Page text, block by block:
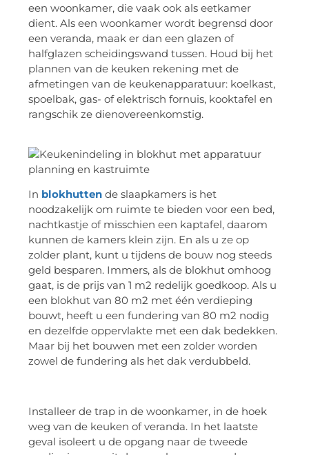
een woonkamer, die vaak ook als eetkamer
dient. Als een woonkamer wordt begrensd door
een veranda, maak er dan een glazen of
halfglazen scheidingswand tussen. Houd bij het
plannen van de keuken rekening met de
afmetingen van de keukenapparatuur: koelkast,
spoelbak, gas- of elektrisch fornuis, kooktafel en
rangschik ze dienovereenkomstig.
In blokhutten de slaapkamers is het
noodzakelijk om ruimte te bieden voor een bed,
nachtkastje of misschien een kaptafel, daarom
kunnen de kamers klein zijn. En als u ze op
zolder plant, kunt u tijdens de bouw nog steeds
geld besparen. Immers, als de blokhut omhoog
gaat, is de prijs van 1 m2 redelijk goedkoop. Als u
een blokhut van 80 m2 met één verdieping
bouwt, heeft u een fundering van 80 m2 nodig
en dezelfde oppervlakte met een dak bedekken.
Maar bij het bouwen met een zolder worden
zowel de fundering als het dak verdubbeld.
Installeer de trap in de woonkamer, in de hoek
weg van de keuken of veranda. In het laatste
geval isoleert u de opgang naar de tweede